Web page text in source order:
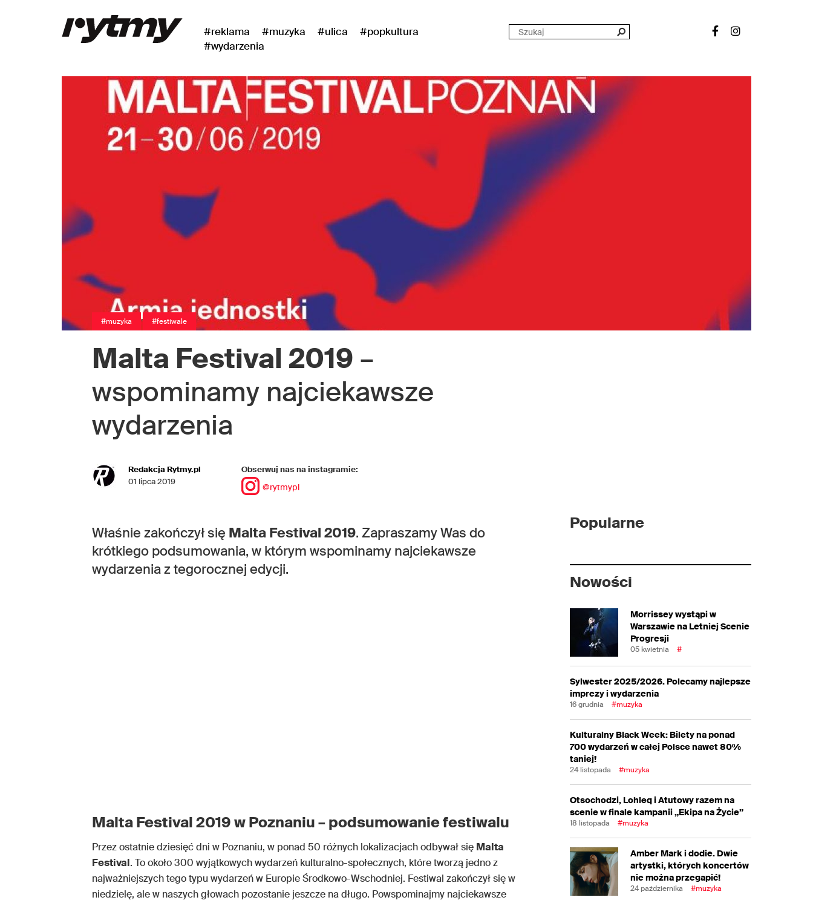
#reklama #muzyka #ulica
#popkultura
#wydarzenia
#muzyka #festiwale
Malta Festival 2019 –
wspominamy najciekawsze
wydarzenia
Redakcja Rytmy.pl
01 lipca 2019
Obserwuj nas na instagramie:
@rytmypl
Właśnie zakończył się Malta Festival 2019. Zapraszamy Was do
krótkiego podsumowania, w którym wspominamy najciekawsze
wydarzenia z tegorocznej edycji.
Malta Festival 2019 w Poznaniu – podsumowanie festiwalu
Przez ostatnie dziesięć dni w Poznaniu, w ponad 50 różnych lokalizacjach odbywał się Malta
Festival. To około 300 wyjątkowych wydarzeń kulturalno-społecznych, które tworzą jedno z
najważniejszych tego typu wydarzeń w Europie Środkowo-Wschodniej. Festiwal zakończył się w
niedzielę, ale w naszych głowach pozostanie jeszcze na długo. Powspominajmy najciekawsze
Popularne
Nowości
Morrissey wystąpi w
Warszawie na Letniej Scenie
Progresji
05 kwietnia #
Sylwester 2025/2026. Polecamy najlepsze
imprezy i wydarzenia
16 grudnia #muzyka
Kulturalny Black Week: Bilety na ponad
700 wydarzeń w całej Polsce nawet 80%
taniej!
24 listopada #muzyka
Otsochodzi, Lohleq i Atutowy razem na
scenie w finale kampanii „Ekipa na Życie”
18 listopada #muzyka
Amber Mark i dodie. Dwie
artystki, których koncertów
nie można przegapić!
24 października #muzyka